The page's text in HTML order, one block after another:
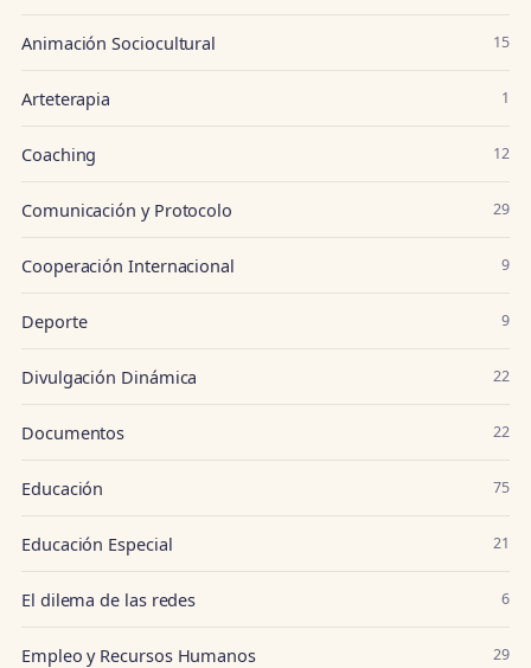
Animación Sociocultural 15
Arteterapia 1
Coaching 12
Comunicación y Protocolo 29
Cooperación Internacional 9
Deporte 9
Divulgación Dinámica 22
Documentos 22
Educación 75
Educación Especial 21
El dilema de las redes 6
Empleo y Recursos Humanos 29